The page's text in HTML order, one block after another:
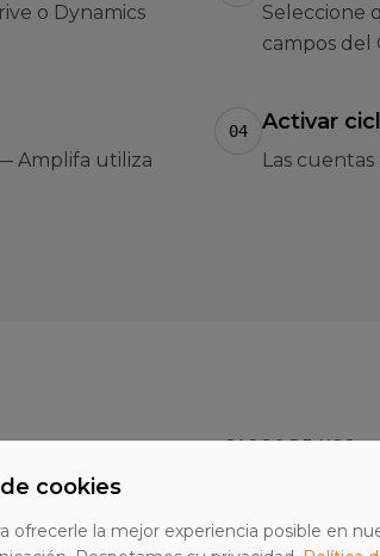
o Dynamics
Seleccione
campos del
Amplifa utiliza
04 Activar
Las
CASOS DE USO
cookies
ofrecerle la mejor experiencia posible en